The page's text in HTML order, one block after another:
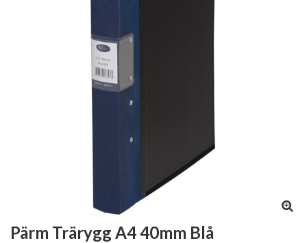
Pärm Trärygg A4 40mm Blå